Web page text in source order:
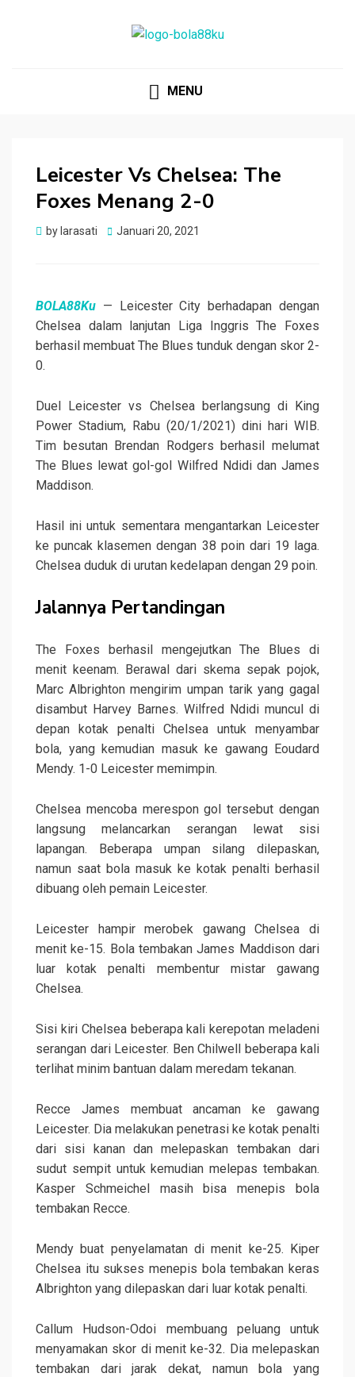
MENU
Leicester Vs Chelsea: The
Foxes Menang 2-0
bylarasati
Posted
Januari 20, 2021
BOLA88Ku — Leicester City berhadapan dengan
Chelsea dalam lanjutan Liga Inggris The Foxes
berhasil membuat The Blues tunduk dengan skor 2-
0.
Duel Leicester vs Chelsea berlangsung di King
Power Stadium, Rabu (20/1/2021) dini hari WIB.
Tim besutan Brendan Rodgers berhasil melumat
The Blues lewat gol-gol Wilfred Ndidi dan James
Maddison.
Hasil ini untuk sementara mengantarkan Leicester
ke puncak klasemen dengan 38 poin dari 19 laga.
Chelsea duduk di urutan kedelapan dengan 29 poin.
Jalannya Pertandingan
The Foxes berhasil mengejutkan The Blues di
menit keenam. Berawal dari skema sepak pojok,
Marc Albrighton mengirim umpan tarik yang gagal
disambut Harvey Barnes. Wilfred Ndidi muncul di
depan kotak penalti Chelsea untuk menyambar
bola, yang kemudian masuk ke gawang Eoudard
Mendy. 1-0 Leicester memimpin.
Chelsea mencoba merespon gol tersebut dengan
langsung melancarkan serangan lewat sisi
lapangan. Beberapa umpan silang dilepaskan,
namun saat bola masuk ke kotak penalti berhasil
dibuang oleh pemain Leicester.
Leicester hampir merobek gawang Chelsea di
menit ke-15. Bola tembakan James Maddison dari
luar kotak penalti membentur mistar gawang
Chelsea.
Sisi kiri Chelsea beberapa kali kerepotan meladeni
serangan dari Leicester. Ben Chilwell beberapa kali
terlihat minim bantuan dalam meredam tekanan.
Recce James membuat ancaman ke gawang
Leicester. Dia melakukan penetrasi ke kotak penalti
dari sisi kanan dan melepaskan tembakan dari
sudut sempit untuk kemudian melepas tembakan.
Kasper Schmeichel masih bisa menepis bola
tembakan Recce.
Mendy buat penyelamatan di menit ke-25. Kiper
Chelsea itu sukses menepis bola tembakan keras
Albrighton yang dilepaskan dari luar kotak penalti.
Callum Hudson-Odoi membuang peluang untuk
menyamakan skor di menit ke-32. Dia melepaskan
tembakan dari jarak dekat, namun bola yang